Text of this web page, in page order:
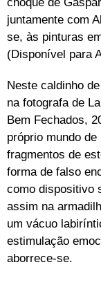
juntamente com
se, às pinturas
(Disponível para
Neste caldinho
na fotografa de
Bem Fechados,
próprio mundo
fragmentos de
forma de falso
como dispositivo
assim na
um vácuo
estimulação
aborrece-se.